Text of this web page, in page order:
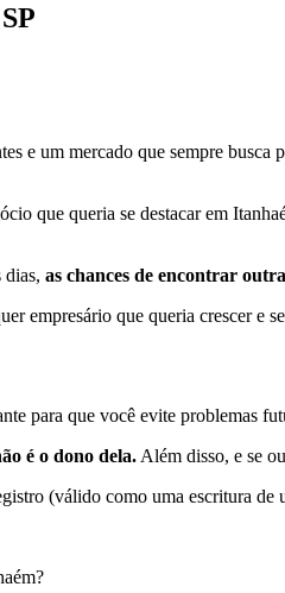
e um mercado que sempre busca
que queria se destacar em
dias, as chances de encontrar
empresário que queria crescer e
para que você evite problemas
é o dono dela. Além disso, e se
(válido como uma escritura